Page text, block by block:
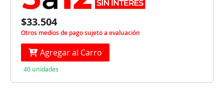
$33.504
Otros medios de pago sujeto a evaluación
Agregar al Carro
40 unidades